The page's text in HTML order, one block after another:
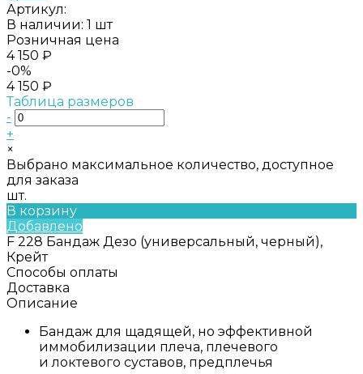
Артикул:
В наличии: 1 шт
Розничная цена
4 150 ₽
-0%
4 150 ₽
Таблица размеров
-
+
×
Выбрано максимальное количество, доступное
для заказа
шт.
В корзину
Добавлено
F 228 Бандаж Дезо (универсальный, черный),
Крейт
Способы оплаты
Доставка
Описание
Бандаж для щадящей, но эффективной
иммобилизации плеча, плечевого
и локтевого суставов, предплечья